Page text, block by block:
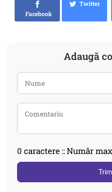
Facebook
Twitter
Adaugă
0 caractere :: Număr